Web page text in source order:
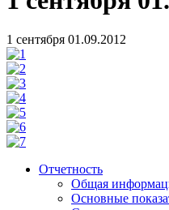
1 сентября 01.09.2012
Отчетность
Общая
Основные